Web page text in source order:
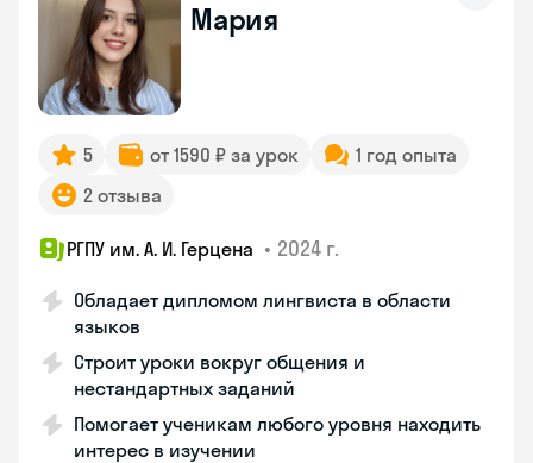
Мария
5 от 1590 ₽ за урок
1 год опыта
2 отзыва
РГПУ им. А. И. Герцена • 2024 г.
Обладает дипломом лингвиста в области
языков
Строит уроки вокруг общения и
нестандартных заданий
Помогает ученикам любого уровня находить
интерес в изучении